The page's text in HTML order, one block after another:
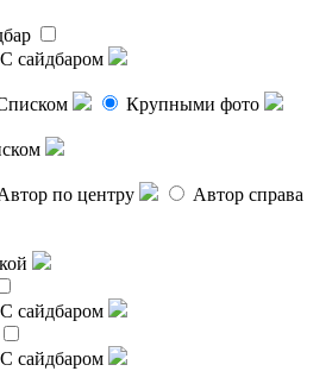
С сайдбаром
Крупными фото
по центру Автор справа
С сайдбаром
С сайдбаром